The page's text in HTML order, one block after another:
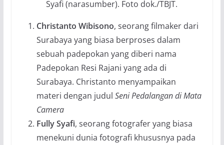
Syafi (narasumber). Foto dok./TBJT.
Christanto Wibisono, seorang filmaker dari
Surabaya yang biasa berproses dalam
sebuah padepokan yang diberi nama
Padepokan Resi Rajani yang ada di
Surabaya. Christanto menyampaikan
materi dengan judul Seni Pedalangan di Mata
Camera
Fully Syafi, seorang fotografer yang biasa
menekuni dunia fotografi khususnya pada